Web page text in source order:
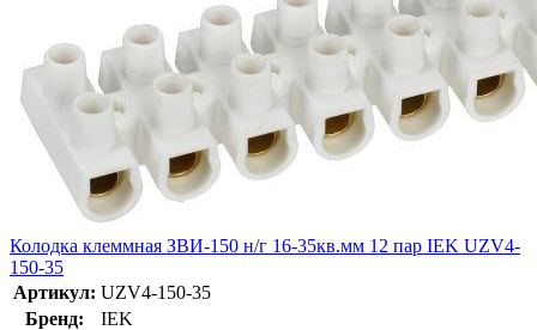
Колодка клеммная ЗВИ-150 н/г 16-35кв.мм 12 пар IEK UZV4-
150-35
Артикул: UZV4-150-35
Бренд:
IEK